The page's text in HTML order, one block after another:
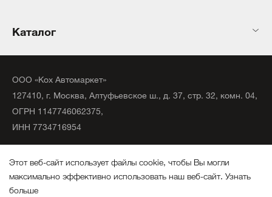
Каталог
ООО «Кох Автомаркет»
127410, г. Москва, Алтуфьевское ш., д. 37, стр. 32, комн. 04,
ОГРН 1147746062375,
ИНН 7734716954
Все права защищены.
Политика конфиденциальности
Этот веб-сайт использует файлы cookie, чтобы Вы могли
максимально эффективно использовать наш веб-сайт.Узнать
больше